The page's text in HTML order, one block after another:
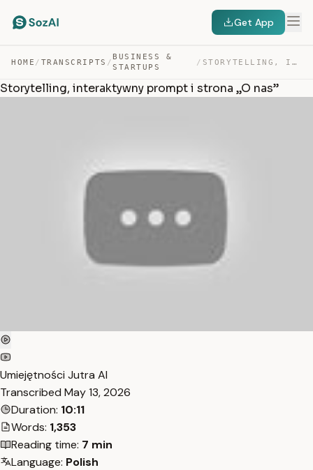
Get App
HOME / TRANSCRIPTS /
BUSINESS &
STARTUPS
/ STORYTELLING, INTERAKTYWNY PROMPT I STRONA „O NAS” — TRANSCRIPT
Storytelling, interaktywny prompt i strona „O nas”
Umiejętności Jutra AI
Transcribed May 13, 2026
Duration: 10:11
Words: 1,353
Reading time: 7 min
Language: Polish